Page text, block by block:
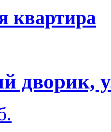
квартира
дворик,